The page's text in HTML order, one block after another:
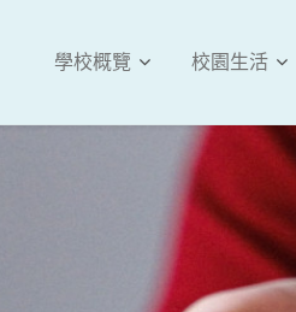
學校概覽 校園生活